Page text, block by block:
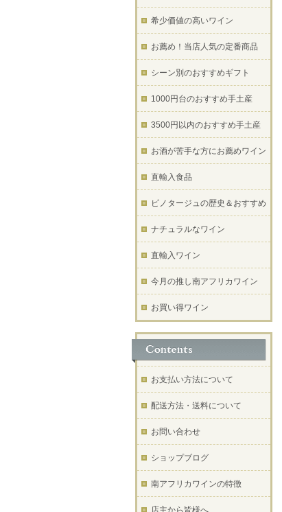
希少価値の高いワイン
お薦め！当店人気の定番商品
シーン別のおすすめギフト
1000円台のおすすめ手土産
3500円以内のおすすめ手土産
お酒が苦手な方にお薦めワイン
直輸入食品
ピノタージュの歴史＆おすすめ
ナチュラルなワイン
直輸入ワイン
今月の推し南アフリカワイン
お買い得ワイン
お支払い方法について
配送方法・送料について
お問い合わせ
ショップブログ
南アフリカワインの特徴
店主から皆様へ